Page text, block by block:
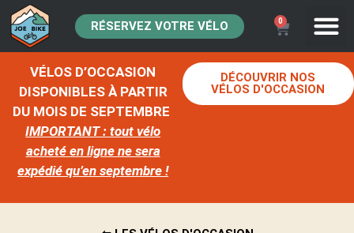
0
RÉSERVEZ VOTRE VÉLO
VÉLOS D’OCCASION
DISPONIBLES À PARTIR
DU MOIS DE SEPTEMBRE
IMPORTANT : tout vélo
acheté en ligne ne sera
expédié qu’en septembre !
DÉCOUVRIR NOS
VÉLOS D'OCCASION